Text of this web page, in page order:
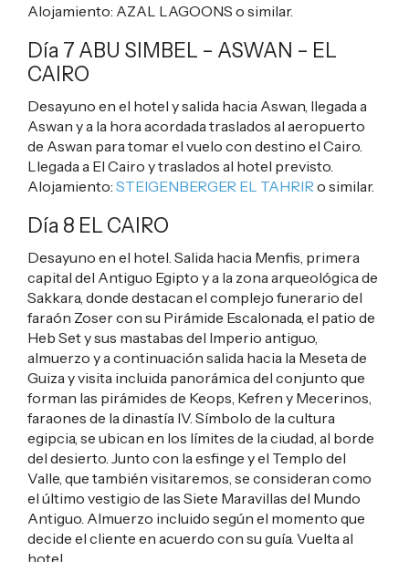
Alojamiento: AZAL LAGOONS o similar.
Día 7 ABU SIMBEL – ASWAN – EL
CAIRO
Desayuno en el hotel y salida hacia Aswan, llegada a
Aswan y a la hora acordada traslados al aeropuerto
de Aswan para tomar el vuelo con destino el Cairo.
Llegada a El Cairo y traslados al hotel previsto.
Alojamiento: STEIGENBERGER EL TAHRIR o similar.
Día 8 EL CAIRO
Desayuno en el hotel. Salida hacia Menfis, primera
capital del Antiguo Egipto y a la zona arqueológica de
Sakkara, donde destacan el complejo funerario del
faraón Zoser con su Pirámide Escalonada, el patio de
Heb Set y sus mastabas del Imperio antiguo,
almuerzo y a continuación salida hacia la Meseta de
Guiza y visita incluida panorámica del conjunto que
forman las pirámides de Keops, Kefren y Mecerinos,
faraones de la dinastía IV. Símbolo de la cultura
egipcia, se ubican en los límites de la ciudad, al borde
del desierto. Junto con la esfinge y el Templo del
Valle, que también visitaremos, se consideran como
el último vestigio de las Siete Maravillas del Mundo
Antiguo. Almuerzo incluido según el momento que
decide el cliente en acuerdo con su guía. Vuelta al
hotel.